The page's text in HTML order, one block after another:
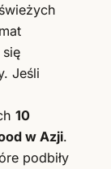
Jeśli
10
w Azji.
podbiły